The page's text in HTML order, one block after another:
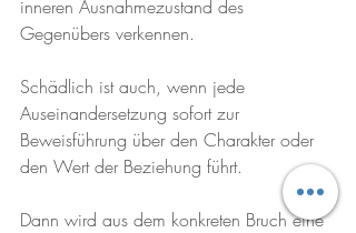
inneren Ausnahmezustand des
Gegenübers verkennen.
Schädlich ist auch, wenn jede
Auseinandersetzung sofort zur
Beweisführung über den Charakter oder
den Wert der Beziehung führt.
Dann wird aus dem konkreten Bruch eine